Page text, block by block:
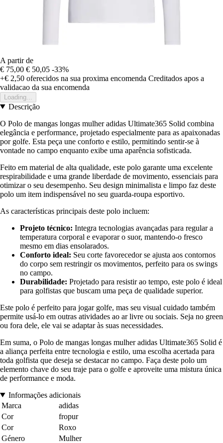
A partir de
€ 75,00 € 50,05 -33%
+€ 2,50 oferecidos na sua proxima encomenda Creditados apos a
validacao da sua encomenda
Loading...
Descrição
O Polo de mangas longas mulher adidas Ultimate365 Solid combina
elegância e performance, projetado especialmente para as apaixonadas
por golfe. Esta peça une conforto e estilo, permitindo sentir-se à
vontade no campo enquanto exibe uma aparência sofisticada.
Feito em material de alta qualidade, este polo garante uma excelente
respirabilidade e uma grande liberdade de movimento, essenciais para
otimizar o seu desempenho. Seu design minimalista e limpo faz deste
polo um item indispensável no seu guarda-roupa esportivo.
As características principais deste polo incluem:
Projeto técnico: Integra tecnologias avançadas para regular a
temperatura corporal e evaporar o suor, mantendo-o fresco
mesmo em dias ensolarados.
Conforto ideal: Seu corte favorecedor se ajusta aos contornos
do corpo sem restringir os movimentos, perfeito para os swings
no campo.
Durabilidade: Projetado para resistir ao tempo, este polo é ideal
para golfistas que buscam uma peça de qualidade superior.
Este polo é perfeito para jogar golfe, mas seu visual cuidado também
permite usá-lo em outras atividades ao ar livre ou sociais. Seja no green
ou fora dele, ele vai se adaptar às suas necessidades.
Em suma, o Polo de mangas longas mulher adidas Ultimate365 Solid é
a aliança perfeita entre tecnologia e estilo, uma escolha acertada para
toda golfista que deseja se destacar no campo. Faça deste polo um
elemento chave do seu traje para o golfe e aproveite uma mistura única
de performance e moda.
Informações adicionais
Marca
adidas
Cor
fropur
Cor
Roxo
Género
Mulher